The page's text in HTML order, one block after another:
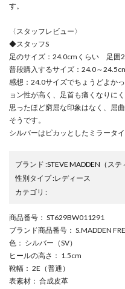
す。
〈スタッフレビュー〉
◆スタッフS
足のサイズ：24.0cmくらい 足
普段購入するサイズ：24.0～
感想：24.0サイズでちょうどよか
ョン性が高く、足首も痛くなりにく
思ったほど窮屈な印象はなく、屈
そうです。
シルバーはピカッとしたミラータ
ブランド :STEVE MADDEN （ス
性別タイプ:レディース
カテゴリ :
商品番号 ： ST629BW011291
ブランド商品番号 ： S.MADDEN
色 ： シルバー（SV）
ヒールの高さ ： 1.5cm
靴幅 ： 2E（普通）
表素材 ： 合成皮革